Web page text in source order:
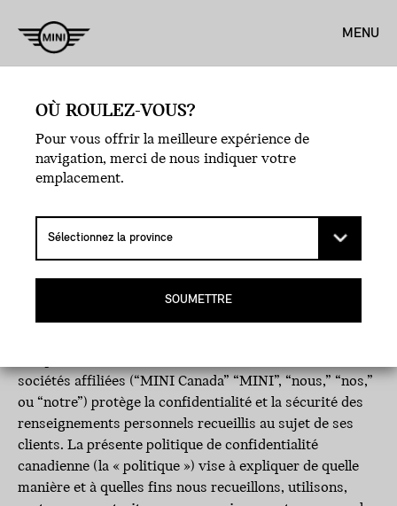
MENU
POLITIQUE DE
CONFIDENTIALITÉ
sociétés affiliées (“MINI Canada” “MINI”, “nous,” “nos,”
ou “notre”) protège la confidentialité et la sécurité des
renseignements personnels recueillis au sujet de ses
clients. La présente politique de confidentialité
canadienne (la « politique ») vise à expliquer de quelle
manière et à quelles fins nous recueillons, utilisons,
OÙ ROULEZ-VOUS?
Pour vous offrir la meilleure expérience de
navigation, merci de nous indiquer votre
emplacement.
SOUMETTRE